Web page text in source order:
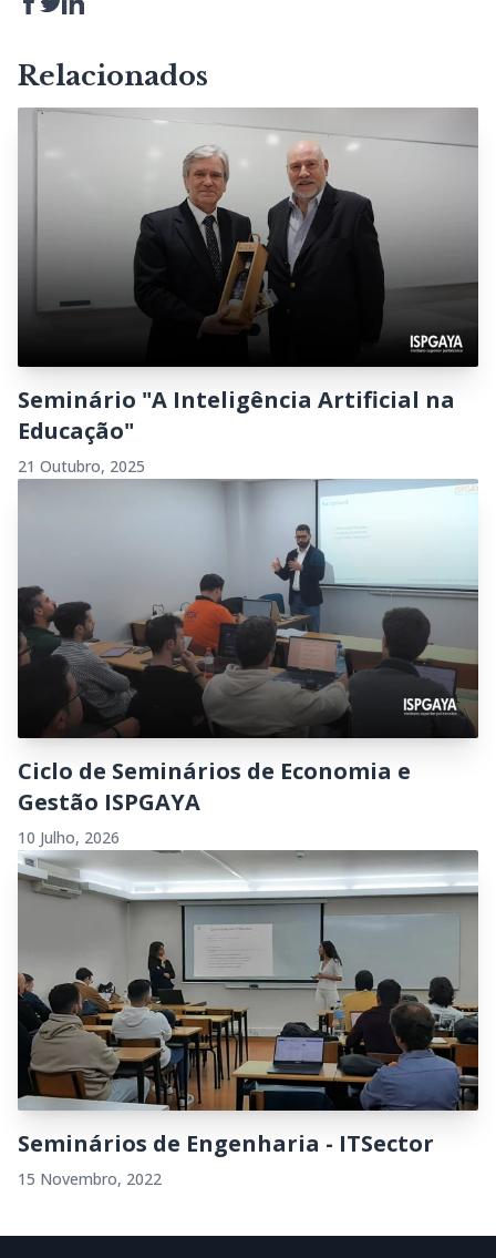
Relacionados
Seminário "A Inteligência Artificial na
Educação"
21 Outubro, 2025
Ciclo de Seminários de Economia e
Gestão ISPGAYA
10 Julho, 2026
Seminários de Engenharia - ITSector
15 Novembro, 2022